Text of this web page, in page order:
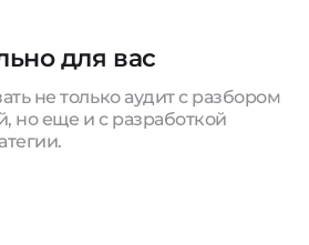
для вас
не только аудит с разбором
но еще и с разработкой